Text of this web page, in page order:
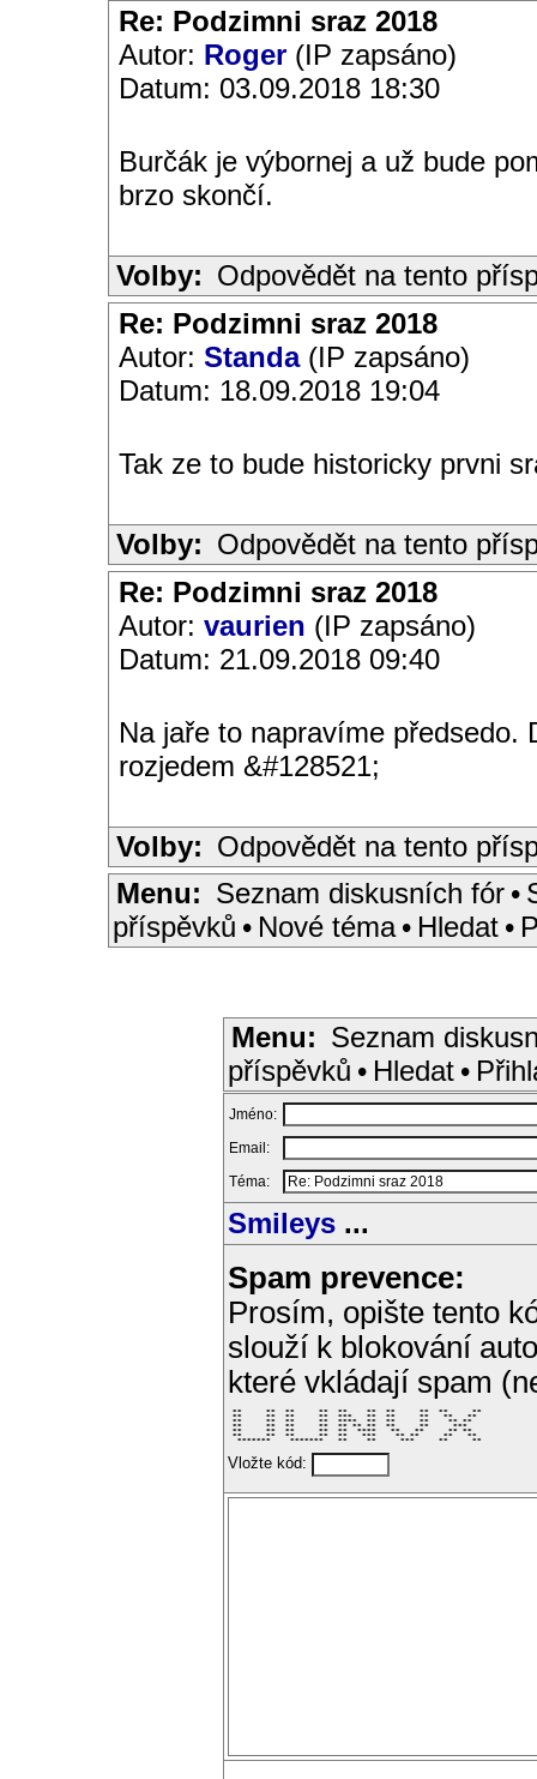
Re: Podzimni sraz 2018
Autor: Roger (IP zapsáno)
Datum: 03.09.2018 18:30
Burčák je výbornej a už bude
brzo skončí.
Volby: Odpovědět na tento
Re: Podzimni sraz 2018
Autor: Standa(IP zapsáno)
Datum: 18.09.2018 19:04
Tak ze to bude historicky prvni
Volby: Odpovědět na tento
Re: Podzimni sraz 2018
Autor: vaurien (IP zapsáno)
Datum: 21.09.2018 09:40
Na jaře to napravíme předsedo.
rozjedem &#128521;
Volby: Odpovědět na tento
Menu: Seznam diskusních fór •
příspěvků • Nové téma • Hledat •
Menu: Seznam
příspěvků • Hledat •
Jméno:
Email:
Téma:
Smileys ...
Spam prevence:
Prosím, opište tento
slouží k blokování
které vkládají spam
**     **  **     **  **    **  **     **  **     **
**     **  **     **  ***   **  **     **   **   **
**     **  **     **  ****  **  **     **    ** **
**     **  **     **  ** ** **  **     **     ***
**     **  **     **  **  ****   **   **     ** **
**     **  **     **  **   ***    ** **     **   **
  *******    *******   **    **     ***     **     **
Vložte kód: